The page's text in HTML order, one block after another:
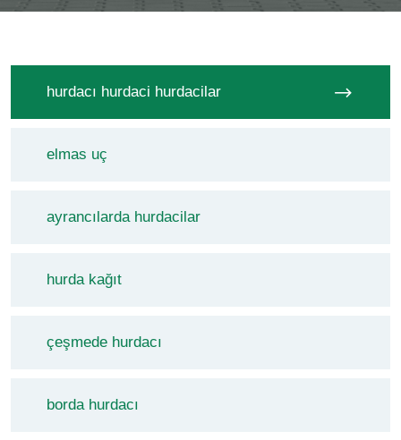
hurdacı hurdaci hurdacilar
elmas uç
ayrancılarda hurdacilar
hurda kağıt
çeşmede hurdacı
borda hurdacı